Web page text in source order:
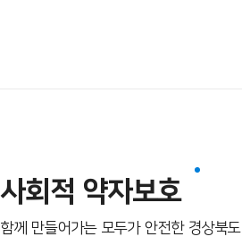
사회적 약자보호
함께 만들어가는 모두가 안전한 경상북도